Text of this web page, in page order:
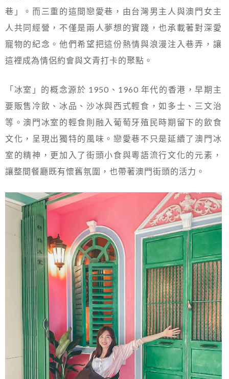
巷」。而三重的這間戀愛巷，由台灣男主人與澳門女主
人共同經營，不僅是兩人夢想的實踐，也承載著對深愛
寵物的紀念。他們希望把這份熱情與浪漫注入巷弄，讓
這裡成為情侶約會與文青打卡的聚點。
「冰室」的概念源於 1950、1960 年代的香港，早期主
要販售冷飲、冰品、沙冰與西式輕食，如多士、三文治
等。澳門冰室的輕食則融入葡萄牙殖民時期留下的飲食
文化，呈現出獨特的風味。戀愛巷不只是延續了澳門冰
室的精神，更加入了街頭小食與粵語流行文化的元素，
讓整間餐廳既有懷舊氛圍，也帶著澳門街頭的活力。